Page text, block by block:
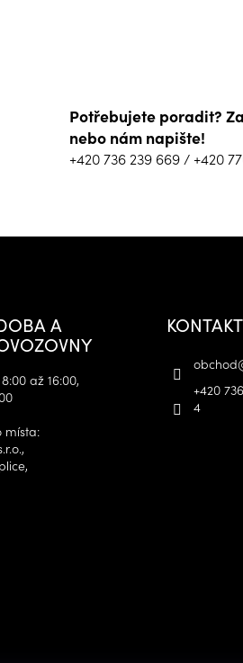
Potřebujete poradit?
nebo nám napište!
+420 736 239 669/ +420
A
až 16:00,
místa:
KONTAKT
obchod
+420
4